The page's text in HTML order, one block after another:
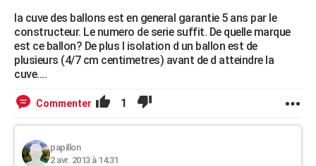
la cuve des ballons est en general garantie 5 ans par le
constructeur. Le numero de serie suffit. De quelle marque
est ce ballon? De plus l isolation d un ballon est de
plusieurs (4/7 cm centimetres) avant de d atteindre la
cuve....
Commenter 1
papillon
2 avr. 2013 à 14:31